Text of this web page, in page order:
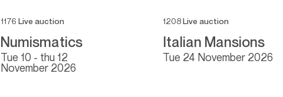
1176 Live auction
Numismatics
tue 10 - thu 12
November 2026
1208 Live auction
Italian Mansions
tue 24 November 2026